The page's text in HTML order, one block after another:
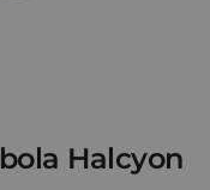
Halcyon